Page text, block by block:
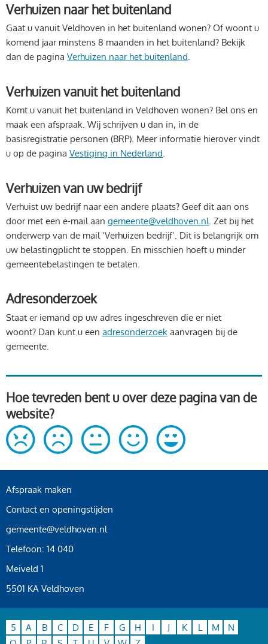
Verhuizen naar het buitenland
Gaat u vanuit Veldhoven in het buitenland wonen? Of woont u
komend jaar minstens 8 maanden in het buitenland? Bekijk
dan de pagina Verhuizen naar het buitenland.
Verhuizen vanuit het buitenland
Komt u vanuit het buitenland in Veldhoven wonen? Bel ons en
maak een afspraak. Wij schrijven u dan in, in de
basisregistratie personen (BRP). Meer informatie hierover vindt
u op de pagina Vestiging in Nederland.
Verhuizen van uw bedrijf
Verhuist uw bedrijf naar een andere plaats? Geef dit aan ons
door met een e-mail aan gemeente@veldhoven.nl. Zet bij het
onderwerp van de mail ‘Verhuizen bedrijf’. Dit is belangrijk om
uw belastingplicht te stoppen. En misschien hoeft u minder
gemeentebelastingen te betalen.
Adresonderzoek
Staat er iemand op uw adres ingeschreven die er niet
woont? Dan kunt u een adresonderzoek aanvragen bij de
gemeente.
Hoe tevreden bent u over deze pagina van de
website?
Afspraak maken
Contact en openingstijden
gemeente@veldhoven.nl
Telefoon: 14 040
Meiveld 1
5501 KA Veldhoven
5 A B C D E F G H I J K L M
N